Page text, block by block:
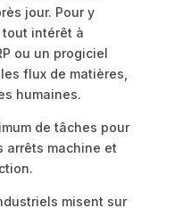
jour. Pour y
intérêt à
ou un progiciel
flux de matières,
humaines.
de tâches pour
arrêts machine et
misent sur